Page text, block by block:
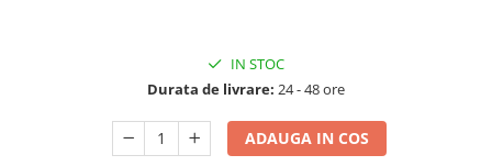
IN STOC
Durata de livrare: 24 - 48 ore
ADAUGA IN COS